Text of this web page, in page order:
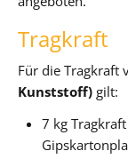
Tragkraft
Für die Tragkraft
Kunststoff) gilt:
7 kg